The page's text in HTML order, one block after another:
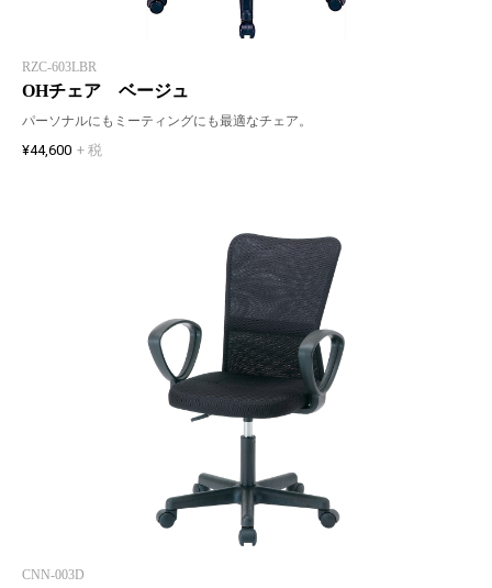
RZC-603LBR
OHチェア ベージュ
パーソナルにもミーティングにも最適なチェア。
¥44,600 + 税
CNN-003D